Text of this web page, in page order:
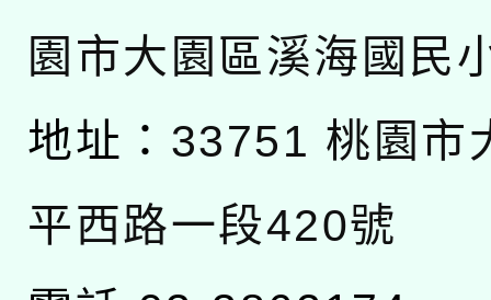
園市大園區溪海國民
地址： 33751 桃園市
平西路一段420號